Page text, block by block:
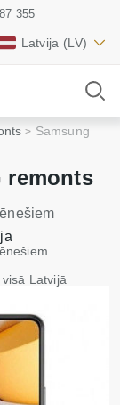
Latvija (LV)
355
Samsung
remonts
Latvijā